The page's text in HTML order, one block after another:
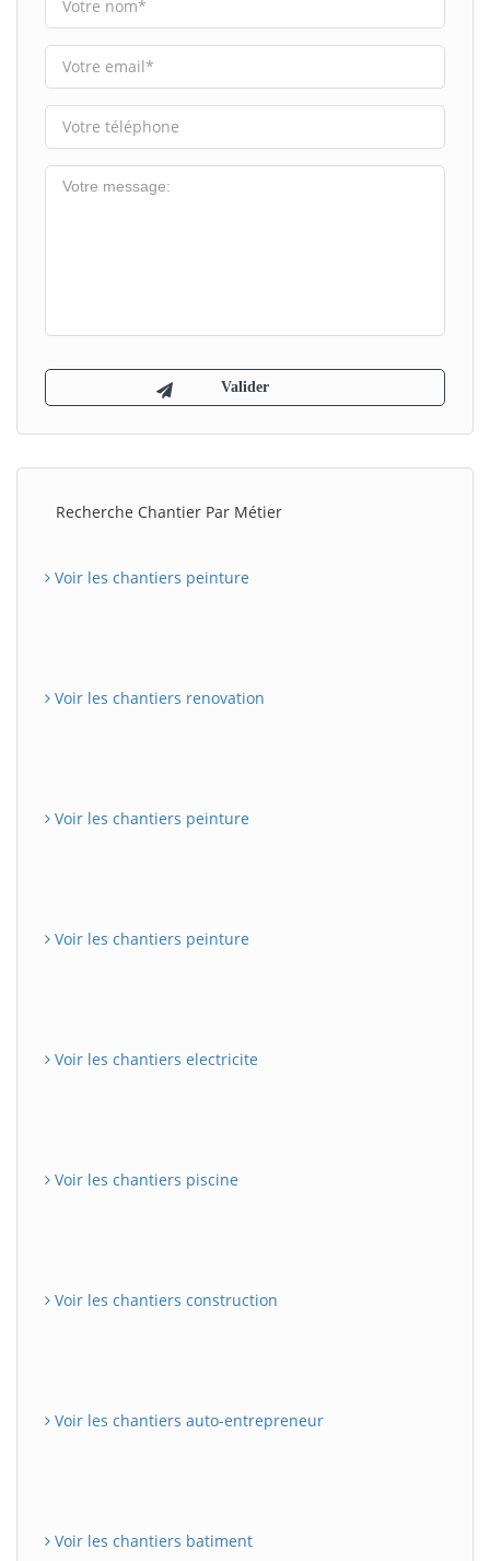
Recherche Chantier Par Métier
Voir les chantiers peinture
Voir les chantiers renovation
Voir les chantiers peinture
Voir les chantiers peinture
Voir les chantiers electricite
Voir les chantiers piscine
Voir les chantiers construction
Voir les chantiers auto-entrepreneur
Voir les chantiers batiment